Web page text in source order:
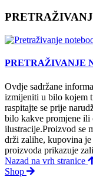
PRETRAŽIVANJE
Ovdje sadržane
izmijeniti u bilo kojem
raspitajte se prije
bilo kakve promjene ili
ilustracije.Proizvod se
drži zalihe, kupovina je
proizvoda prikazuje
Nazad na vrh stranice
Shop